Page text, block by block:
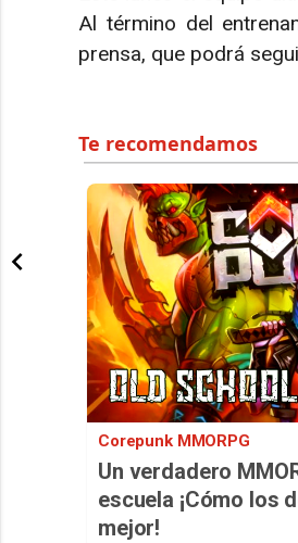
Al término del
prensa, que podrá
Corepunk MMORPG
Un verdadero
escuela ¡Cómo los
mejor!